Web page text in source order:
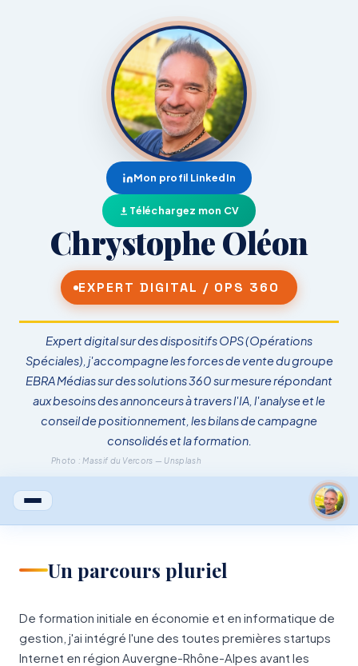
ChrystopheOléon
EXPERT DIGITAL / OPS 360
Expert digital sur des dispositifs OPS (Opérations
Spéciales), j'accompagne les forces de vente du groupe
EBRA Médias sur des solutions 360 sur mesure répondant
aux besoins des annonceurs à travers l'IA, l'analyse et le
conseil de positionnement, les bilans de campagne
consolidés et la formation.
Mon profil LinkedIn
Téléchargez mon CV
Photo : Massif du Vercors — Unsplash
Un parcours pluriel
De formation initiale en économie et en informatique de
gestion, j'ai intégré l'une des toutes premières startups
Internet en région Auvergne-Rhône-Alpes avant les